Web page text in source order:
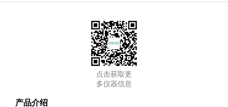
点击获取更
多仪器信息
产品介绍